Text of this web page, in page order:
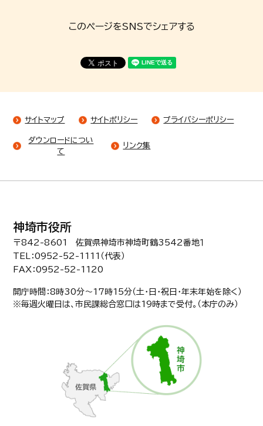
このページをSNSでシェアする
サイトマップ サイトポリシー プライバシーポリシー
ダウンロードについ
て
リンク集
神埼市役所
〒842-8601 佐賀県神埼市神埼町鶴3542番地１
TEL：0952-52-1111（代表）
FAX：0952-52-1120
開庁時間：8時30分〜17時15分（土・日・祝日・年末年始を除く）
※毎週火曜日は、市民課総合窓口は19時まで受付。（本庁のみ）